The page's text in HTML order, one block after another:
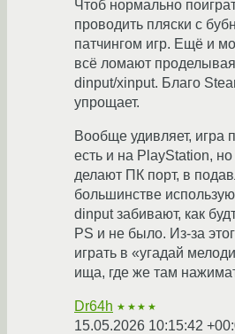
Чтоб нормально
проводить пляски с
патчингом игр. Ещё и
всё ломают
dinput/xinput. Благо
упрощает.
Вообще удивляет, игра
есть и на PlayStation, но
делают ПК порт, в
большинстве
dinput забивают, как
PS и не было. Из-за
играть в «угадай
ища, где же там
Dr64h ★★★★
15.05.2026 10:15:42